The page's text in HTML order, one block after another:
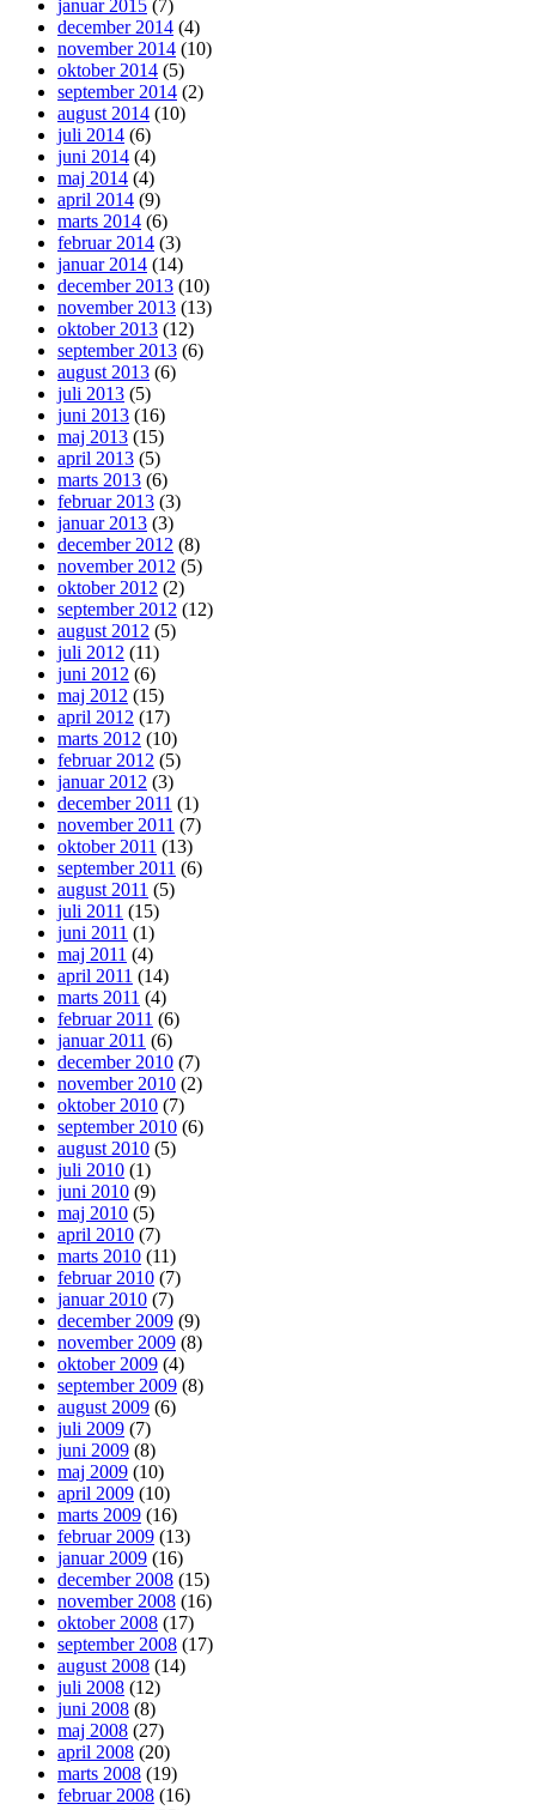
januar 2015 (7)
december 2014 (4)
november 2014 (10)
oktober 2014 (5)
september 2014 (2)
august 2014 (10)
juli 2014 (6)
juni 2014 (4)
maj 2014 (4)
april 2014 (9)
marts 2014 (6)
februar 2014 (3)
januar 2014 (14)
december 2013 (10)
november 2013 (13)
oktober 2013 (12)
september 2013 (6)
august 2013 (6)
juli 2013 (5)
juni 2013 (16)
maj 2013 (15)
april 2013 (5)
marts 2013 (6)
februar 2013 (3)
januar 2013 (3)
december 2012 (8)
november 2012 (5)
oktober 2012 (2)
september 2012 (12)
august 2012 (5)
juli 2012 (11)
juni 2012 (6)
maj 2012 (15)
april 2012 (17)
marts 2012 (10)
februar 2012 (5)
januar 2012 (3)
december 2011 (1)
november 2011 (7)
oktober 2011 (13)
september 2011 (6)
august 2011 (5)
juli 2011 (15)
juni 2011 (1)
maj 2011 (4)
april 2011 (14)
marts 2011 (4)
februar 2011 (6)
januar 2011 (6)
december 2010 (7)
november 2010 (2)
oktober 2010 (7)
september 2010 (6)
august 2010 (5)
juli 2010 (1)
juni 2010 (9)
maj 2010 (5)
april 2010 (7)
marts 2010 (11)
februar 2010 (7)
januar 2010 (7)
december 2009 (9)
november 2009 (8)
oktober 2009 (4)
september 2009 (8)
august 2009 (6)
juli 2009 (7)
juni 2009 (8)
maj 2009 (10)
april 2009 (10)
marts 2009 (16)
februar 2009 (13)
januar 2009 (16)
december 2008 (15)
november 2008 (16)
oktober 2008 (17)
september 2008 (17)
august 2008 (14)
juli 2008 (12)
juni 2008 (8)
maj 2008 (27)
april 2008 (20)
marts 2008 (19)
februar 2008 (16)